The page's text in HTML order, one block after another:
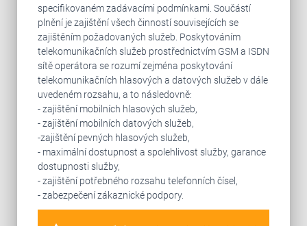
specifikovaném zadávacími podmínkami. Součástí
plnění je zajištění všech činností souvisejících se
zajištěním požadovaných služeb. Poskytováním
telekomunikačních služeb prostřednictvím GSM a ISDN
sítě operátora se rozumí zejména poskytování
telekomunikačních hlasových a datových služeb v dále
uvedeném rozsahu, a to následovně:
- zajištění mobilních hlasových služeb,
- zajištění mobilních datových služeb,
-zajištění pevných hlasových služeb,
- maximální dostupnost a spolehlivost služby, garance
dostupnosti služby,
- zajištění potřebného rozsahu telefonních čísel,
- zabezpečení zákaznické podpory.